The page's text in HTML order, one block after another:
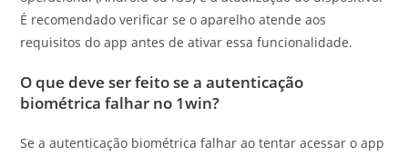
É recomendado verificar se o aparelho atende aos
requisitos do app antes de ativar essa funcionalidade.
O que deve ser feito se a autenticação
biométrica falhar no 1win?
Se a autenticação biométrica falhar ao tentar acessar o app